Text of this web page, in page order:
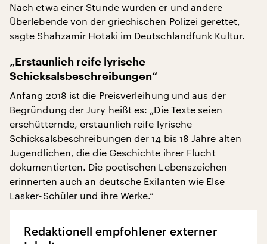
Nach etwa einer Stunde wurden er und andere
Überlebende von der griechischen Polizei gerettet,
sagte Shahzamir Hotaki im Deutschlandfunk Kultur.
„Erstaunlich reife lyrische
Schicksalsbeschreibungen“
Anfang 2018 ist die Preisverleihung und aus der
Begründung der Jury heißt es: „Die Texte seien
erschütternde, erstaunlich reife lyrische
Schicksalsbeschreibungen der 14 bis 18 Jahre alten
Jugendlichen, die die Geschichte ihrer Flucht
dokumentierten. Die poetischen Lebenszeichen
erinnerten auch an deutsche Exilanten wie Else
Lasker-Schüler und ihre Werke.“
Redaktionell empfohlener externer